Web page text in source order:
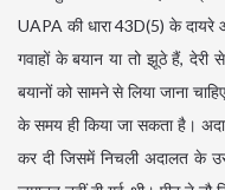
UAPA की धारा 43D(5) के दायरे
गवाहों के बयान या तो झूठे हैं, देरी
बयानों को सामने से लिया जाना
के समय ही किया जा सकता है।
कर दी जिसमें निचली अदालत के